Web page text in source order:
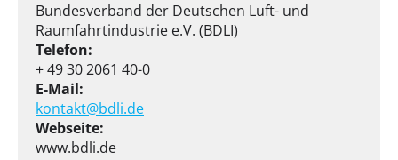
Bundesverband der Deutschen Luft- und
Raumfahrtindustrie e.V. (BDLI)
Telefon:
+ 49 30 2061 40-0
E-Mail:
kontakt@bdli.de
Webseite:
www.bdli.de